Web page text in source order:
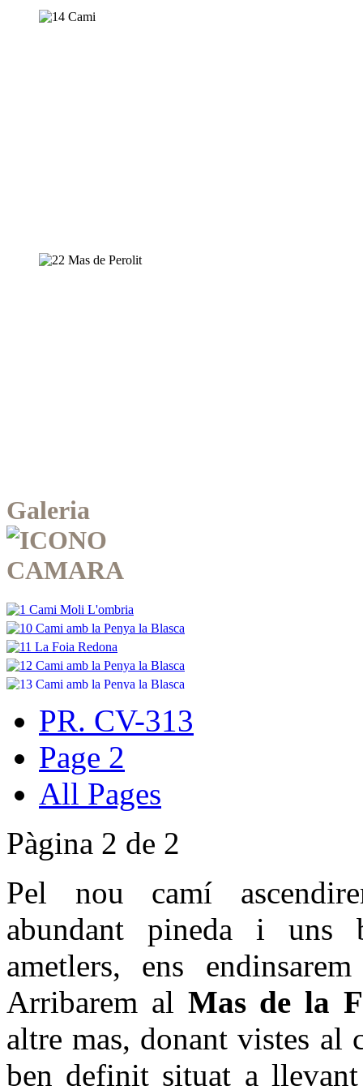
Galeria
PR. CV-313
Page 2
All Pages
Pàgina 2 de 2
Pel nou camí
abundant pineda i uns
ametlers, ens
Arribarem al Mas de la
altre mas, donant vistes
ben definit situat a llevant